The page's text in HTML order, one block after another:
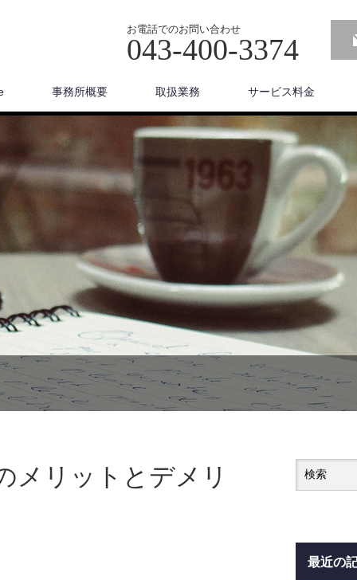
お電話でのお問い合わせ
043-400-3374
事務所概要 取扱業務 サービス料金
メリットとデメリ
最近の